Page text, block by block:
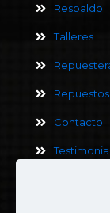
Respaldo
Talleres
Repuestos
Contacto